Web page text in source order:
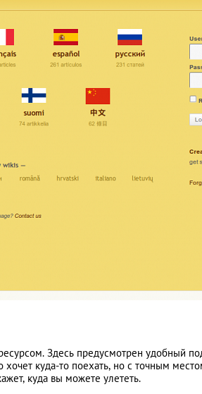
Здесь предусмотрен удобный
хочет куда-то поехать, но с точным
куда вы можете улететь.